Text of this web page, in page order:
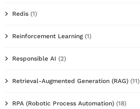
Redis (1)
Reinforcement Learning(1)
Responsible AI (2)
Retrieval-Augmented Generation (RAG) (11)
RPA (Robotic Process Automation) (18)